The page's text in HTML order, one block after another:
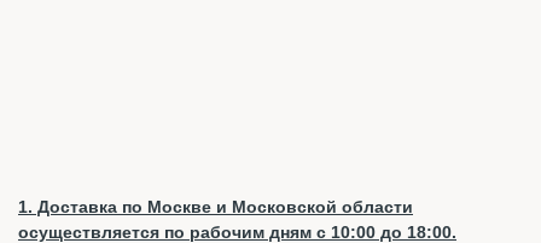
1. Доставка по Москве и Московской области
осуществляется по рабочим дням с 10:00 до 18:00.